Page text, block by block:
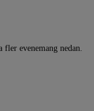
evenemang nedan.